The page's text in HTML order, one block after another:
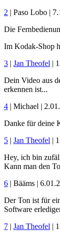
2 | Paso Lobo |
Die
Im Kodak-Shop
3 | Jan Theofel |
Dein Video aus
erkennen ist...
4 | Michael |
Danke für deine
5 | Jan Theofel |
Hey, ich bin
Kann man den
6 | Bääms |
Der Ton ist für
Software
7 | Jan Theofel |